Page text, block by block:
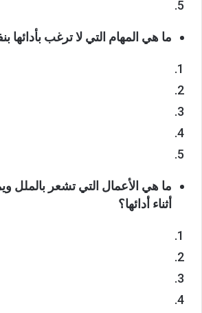
ما هي المهام التي لا ترغب بأدائها
ما هي الأعمال التي تشعر بالملل
أثناء أدائها؟